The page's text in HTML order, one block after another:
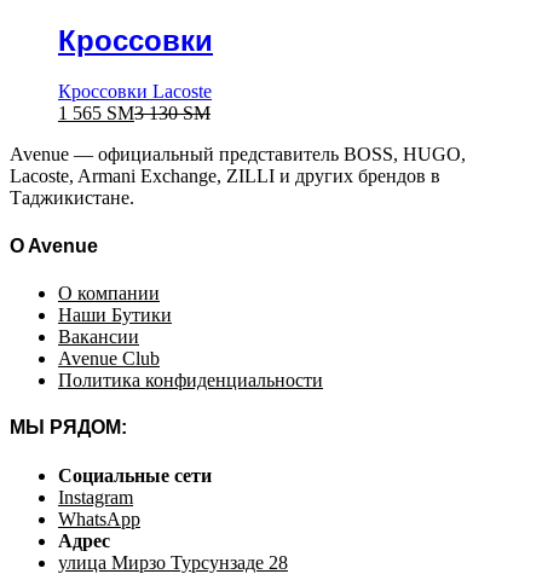
Кроссовки
Кроссовки Lacoste
1 565 ЅМ3 130ЅМ
Avenue — официальный представитель BOSS, HUGO,
Lacoste, Armani Exchange, ZILLI и других брендов в
Таджикистане.
O Avenue
О компании
Наши Бутики
Вакансии
Avenue Club
Политика конфиденциальности
МЫ РЯДОМ:
Социальные сети
Instagram
WhatsApp
Адрес
улица Мирзо Турсунзаде 28